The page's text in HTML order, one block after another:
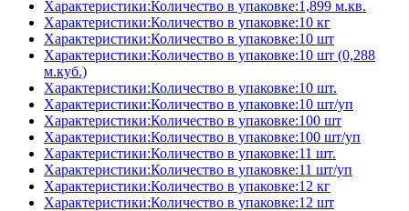
Характеристики:Количество в упаковке:1,899 м.кв.
Характеристики:Количество в упаковке:10 кг
Характеристики:Количество в упаковке:10 шт
Характеристики:Количество в упаковке:10 шт (0,288
м.куб.)
Характеристики:Количество в упаковке:10 шт.
Характеристики:Количество в упаковке:10 шт/уп
Характеристики:Количество в упаковке:100 шт
Характеристики:Количество в упаковке:100 шт/уп
Характеристики:Количество в упаковке:11 шт.
Характеристики:Количество в упаковке:11 шт/уп
Характеристики:Количество в упаковке:12 кг
Характеристики:Количество в упаковке:12 шт